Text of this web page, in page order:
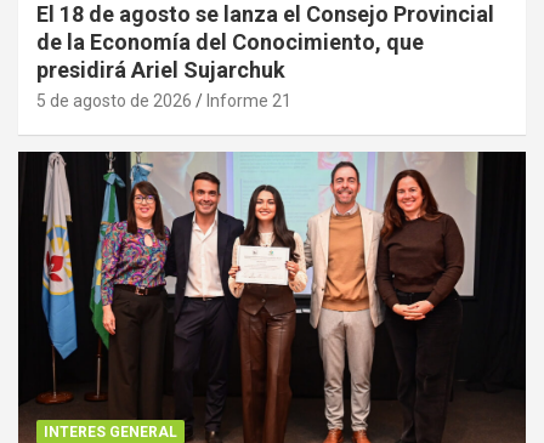
El 18 de agosto se lanza el Consejo Provincial
de la Economía del Conocimiento, que
presidirá Ariel Sujarchuk
5 de agosto de 2026 Informe 21
INTERES GENERAL